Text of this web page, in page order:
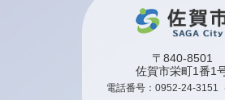
〒840-8501
佐賀市栄町1番1
電話番号： 0952-24-3151